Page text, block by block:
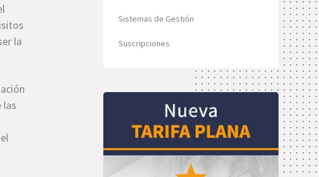
la
las
Sistemas de Gestión
Suscripciones